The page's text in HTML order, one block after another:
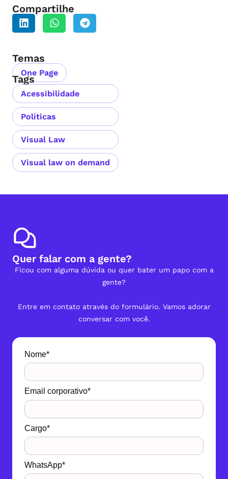
Compartilhe
Temas
One Page
Tags
Acessibilidade
Políticas
Visual Law
Visual law on demand
Quer falar com a gente?
Ficou com alguma dúvida ou quer bater um papo com a
gente?
Entre em contato através do formulário. Vamos adorar
conversar com você.
Nome*
Email corporativo*
Cargo*
WhatsApp*